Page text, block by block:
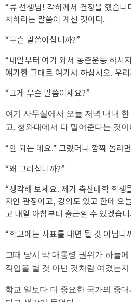
“류 선생님! 각하께서 결정을 했습니
치하라는 말씀이 계신 것이다.
“무슨 말씀이십니까?”
“내일부터 여기 와서 농촌운동 하시
얘기한 그대로 여기서 하십시오. 우
“그게 무슨 말씀이세요?”
여기 사무실에서 오늘 저녁 내내
고, 청와대에서 다 밀어준다는 것
“안 되는 데요.” 그랬더니 깜짝 놀라
“왜 그러십니까?”
“생각해 보세요. 제가 축산대학 학생
자인 관장이고, 강의도 있고 한데 오
고 내일 아침부터 출근할 수 있겠습
“학교에는 사표를 내면 될 것 아닙니
그때 당시 박 대통령 권위가 하늘
직업을 별 것 아닌 것처럼 여겼는지
학교 일보다 더 중요한 국가의 중